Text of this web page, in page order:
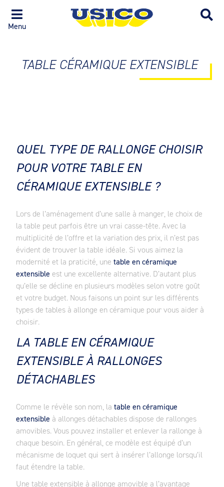
Menu
TABLE CÉRAMIQUE EXTENSIBLE
QUEL TYPE DE RALLONGE CHOISIR
POUR VOTRE TABLE EN
CÉRAMIQUE EXTENSIBLE ?
Lors de l’aménagement d’une salle à manger, le choix de
la table peut parfois être un vrai casse-tête. Avec la
multiplicité de l’offre et la variation des prix, il n’est pas
évident de trouver la table idéale. Si vous aimez la
modernité et la praticité, une table en céramique
extensible est une excellente alternative. D’autant plus
qu’elle se décline en plusieurs modèles selon votre goût
et votre budget. Nous faisons un point sur les différents
types de tables à allonge en céramique pour vous aider à
choisir.
LA TABLE EN CÉRAMIQUE
EXTENSIBLE À RALLONGES
DÉTACHABLES
Comme le révèle son nom, la table en céramique
extensible à allonges détachables dispose de rallonges
amovibles. Vous pouvez installer et enlever la rallonge à
chaque besoin. En général, ce modèle est équipé d’un
mécanisme de loquet qui sert à insérer l’allonge lorsqu’il
faut étendre la table.
Une table extensible à allonge amovible a l’avantage